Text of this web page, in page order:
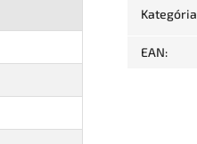
Kategória
EAN: